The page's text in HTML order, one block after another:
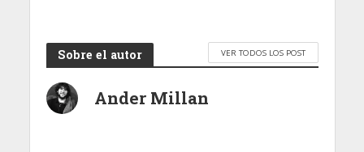
Sobre el autor VER TODOS LOS POST
Ander Millan